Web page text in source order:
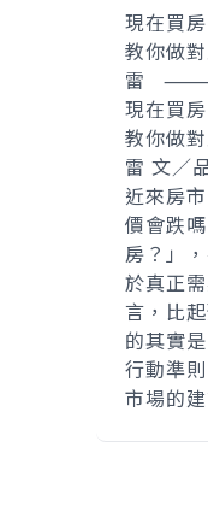
現在買
教你做
雷 ⸻
現在買
教你做
雷 文／
近來房
價會跌
房？」
於真正
言，比
的其實
行動準
市場的